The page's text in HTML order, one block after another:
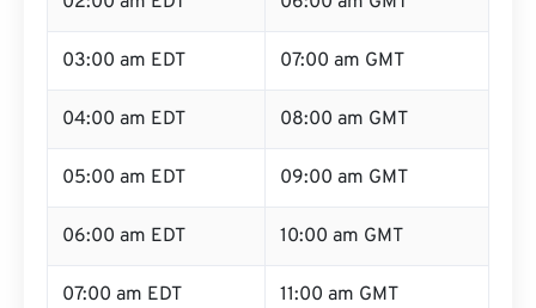
03:00 am EDT 07:00 am GMT
04:00 am EDT 08:00 am GMT
05:00 am EDT 09:00 am GMT
06:00 am EDT 10:00 am GMT
07:00 am EDT 11:00 am GMT